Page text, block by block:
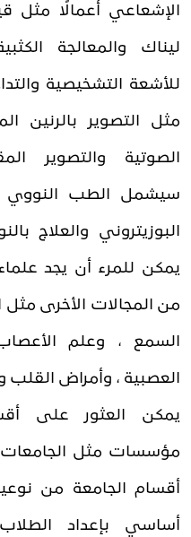
الإشعاعي أعمالًا
ليناك والمعالجة
للأشعة التشخيصية
مثل التصوير بالرنين
الصوتية والتصوير
سيشمل الطب النووي
البوزيتروني والعلاج
يمكن للمرء أن يجد
من المجالات الأخرى مثل
السمع ، وعلم
العصبية ، وأمراض القلب
يمكن العثور على
مؤسسات مثل الجامعات
أقسام الجامعة من
أساسي بإعداد